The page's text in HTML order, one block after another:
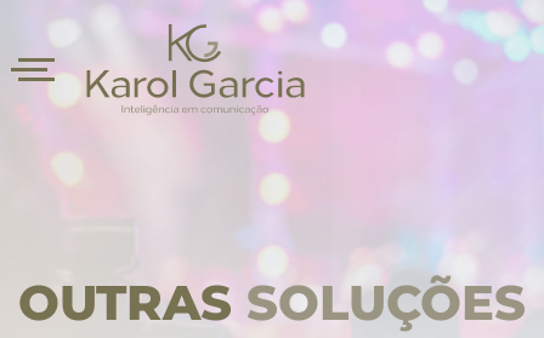
OUTRAS SOLUÇÕES